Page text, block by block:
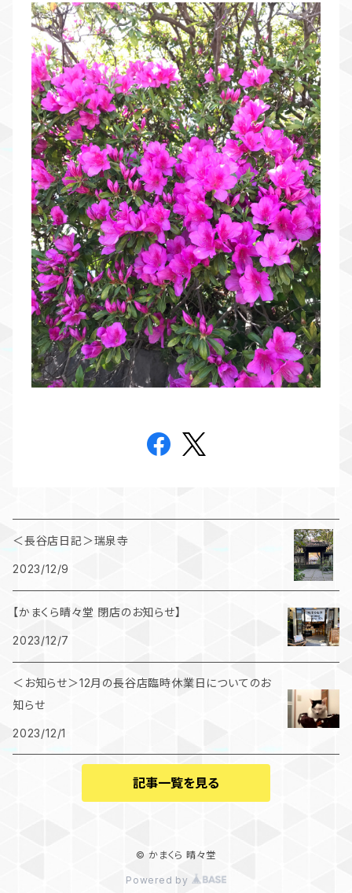
＜長谷店日記＞瑞泉寺
2023/12/9
【かまくら晴々堂 閉店のお知らせ】
2023/12/7
＜お知らせ＞12月の長谷店臨時休業日についてのお
知らせ
2023/12/1
記事一覧を見る
© かまくら 晴々堂
Powered by